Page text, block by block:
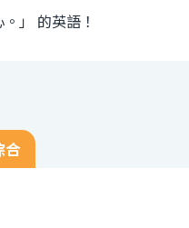
」 的英語！
合